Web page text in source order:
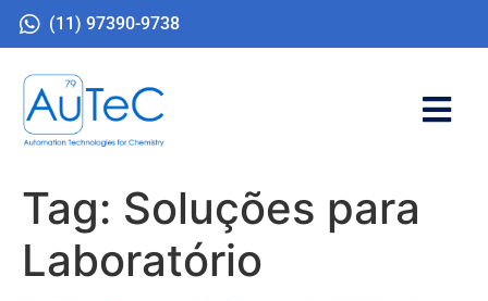
(11) 97390-9738
Tag: Soluções para
Laboratório